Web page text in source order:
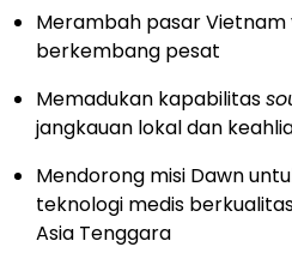
Merambah pasar
berkembang pesat
Memadukan kapabilitas
jangkauan lokal dan
Mendorong misi Dawn
teknologi medis
Asia Tenggara